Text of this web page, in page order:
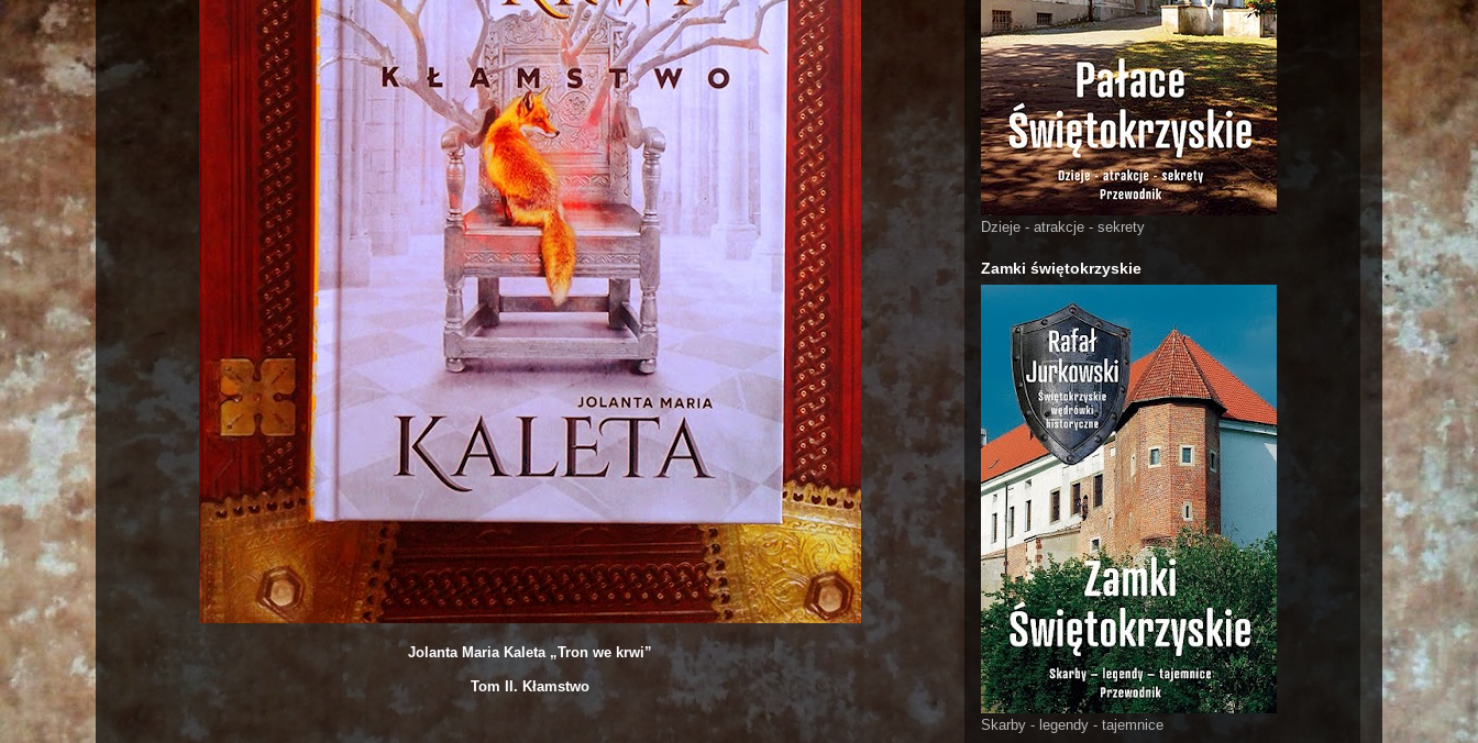
Jolanta Maria Kaleta „Tron we krwi”
Tom II. Kłamstwo
Dzieje - atrakcje - sekrety
Zamki świętokrzyskie
Skarby - legendy - tajemnice